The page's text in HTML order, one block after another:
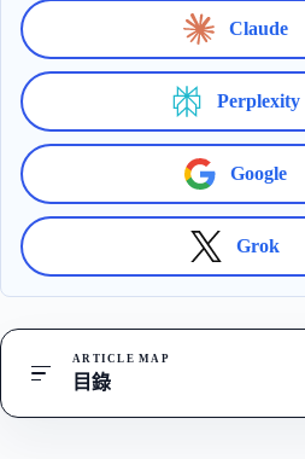
Claude
Perplexity
Google
Grok
ARTICLE MAP
目錄